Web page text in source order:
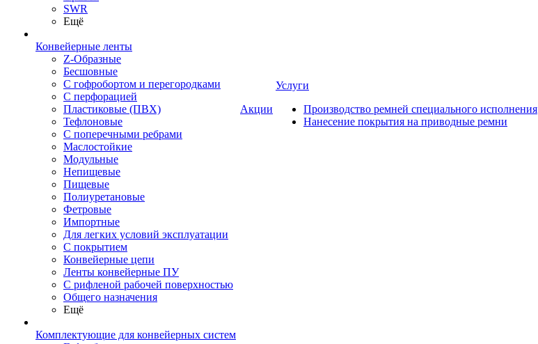
SWR
Ещё
Конвейерные ленты
Z-Образные
Бесшовные
С гофробортом и перегородками
С перфорацией
Пластиковые (ПВХ)
Тефлоновые
С поперечными ребрами
Маслостойкие
Модульные
Непищевые
Пищевые
Полиуретановые
Фетровые
Импортные
Для легких условий эксплуатации
С покрытием
Конвейерные цепи
Ленты конвейерные ПУ
С рифленой рабочей поверхностью
Общего назначения
Ещё
Комплектующие для конвейерных систем
Акции
Услуги
Производство ремней специального исполнения
Нанесение покрытия на приводные ремни